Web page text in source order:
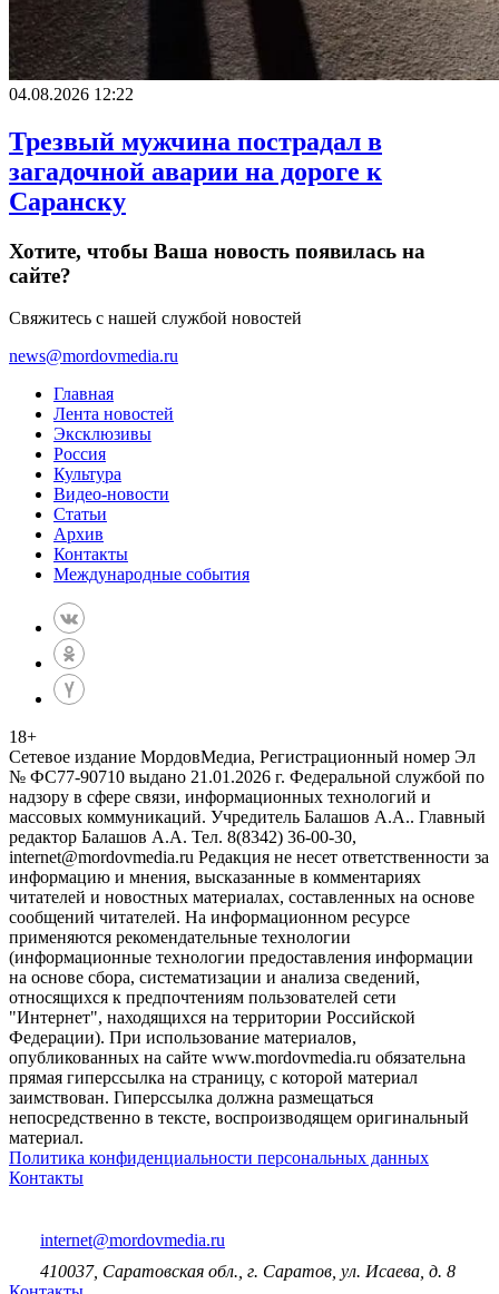
04.08.2026 12:22
Трезвый мужчина пострадал в
загадочной аварии на дороге к
Саранску
Хотите, чтобы Ваша новость появилась на
сайте?
Свяжитесь с нашей службой новостей
news@mordovmedia.ru
Главная
Лента новостей
Эксклюзивы
Россия
Культура
Видео-новости
Статьи
Архив
Контакты
Международные события
18+
Сетевое издание МордовМедиа, Регистрационный номер Эл
№ ФС77-90710 выдано 21.01.2026 г. Федеральной службой по
надзору в сфере связи, информационных технологий и
массовых коммуникаций. Учредитель Балашов А.А.. Главный
редактор Балашов А.А. Тел. 8(8342) 36-00-30,
internet@mordovmedia.ru Редакция не несет ответственности за
информацию и мнения, высказанные в комментариях
читателей и новостных материалах, составленных на основе
сообщений читателей. На информационном ресурсе
применяются рекомендательные технологии
(информационные технологии предоставления информации
на основе сбора, систематизации и анализа сведений,
относящихся к предпочтениям пользователей сети
"Интернет", находящихся на территории Российской
Федерации). При использование материалов,
опубликованных на сайте www.mordovmedia.ru обязательна
прямая гиперссылка на страницу, с которой материал
заимствован. Гиперссылка должна размещаться
непосредственно в тексте, воспроизводящем оригинальный
материал.
Политика конфиденциальности персональных данных
Контакты
internet@mordovmedia.ru
410037, Саратовская обл., г. Саратов, ул. Исаева, д. 8